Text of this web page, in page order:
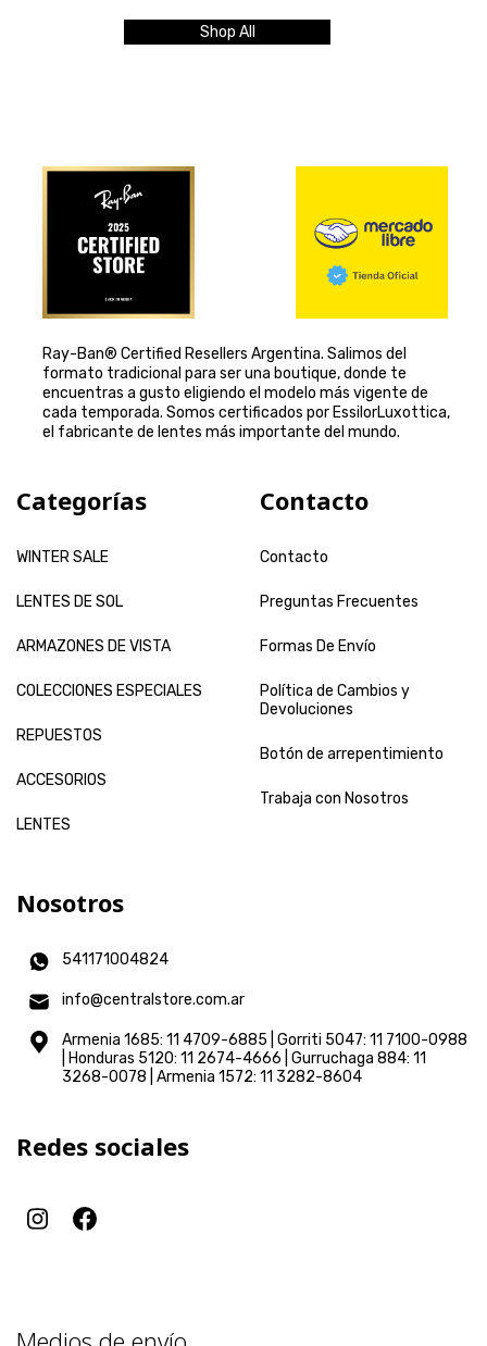
Shop All
Ray-Ban® Certified Resellers Argentina. Salimos del
formato tradicional para ser una boutique, donde te
encuentras a gusto eligiendo el modelo más vigente de
cada temporada. Somos certificados por EssilorLuxottica,
el fabricante de lentes más importante del mundo.
Categorías
WINTER SALE
LENTES DE SOL
ARMAZONES DE VISTA
COLECCIONES ESPECIALES
REPUESTOS
ACCESORIOS
LENTES
Contacto
Contacto
Preguntas Frecuentes
Formas De Envío
Política de Cambios y
Devoluciones
Botón de arrepentimiento
Trabaja con Nosotros
Nosotros
541171004824
info@centralstore.com.ar
Armenia 1685: 11 4709-6885 | Gorriti 5047: 11 7100-0988
| Honduras 5120: 11 2674-4666 | Gurruchaga 884: 11
3268-0078 | Armenia 1572: 11 3282-8604
Redes sociales